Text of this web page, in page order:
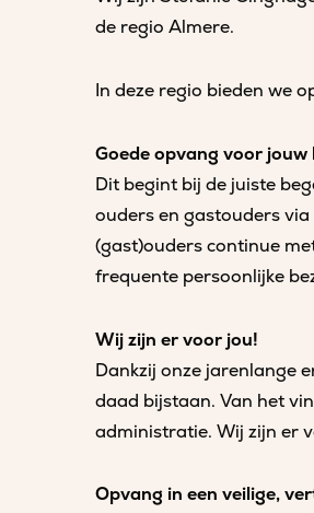
de regio Almere.
In deze regio bieden we
Goede opvang voor
Dit begint bij de juiste
ouders en gastouders
(gast)ouders continue
frequente persoonlijke
Wij zijn er voor jou!
Dankzij onze jarenlange
daad bijstaan. Van het
administratie. Wij zijn er
Opvang in een veilige,